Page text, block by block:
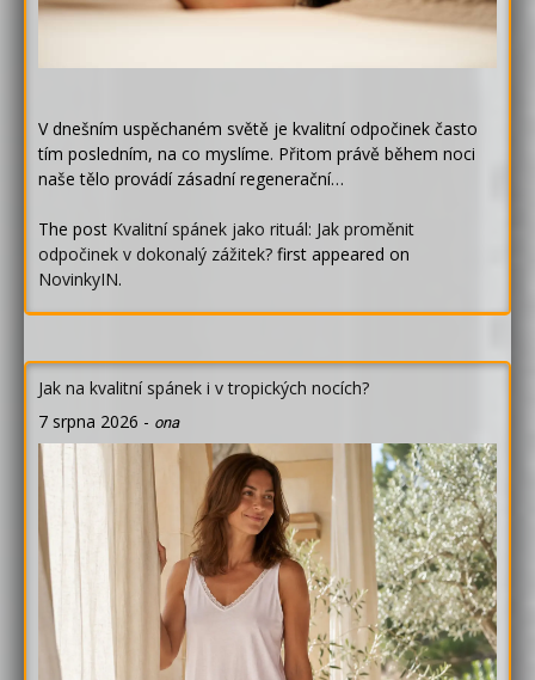
V dnešním uspěchaném světě je kvalitní odpočinek často
tím posledním, na co myslíme. Přitom právě během noci
naše tělo provádí zásadní regenerační…
The post Kvalitní spánek jako rituál: Jak proměnit
odpočinek v dokonalý zážitek? first appeared on
NovinkyIN.
Jak na kvalitní spánek i v tropických nocích?
7 srpna 2026 - ona